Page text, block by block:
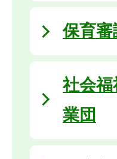
保育審
社会
業団